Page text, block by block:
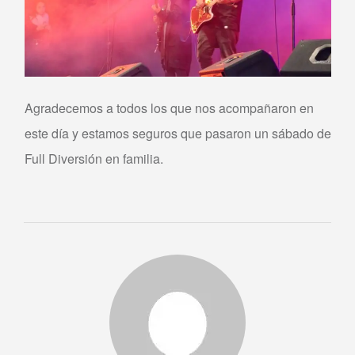
Agradecemos a todos los que nos acompañaron en
este día y estamos seguros que pasaron un sábado de
Full Diversión en familia.